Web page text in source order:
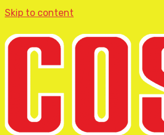
Skip to content